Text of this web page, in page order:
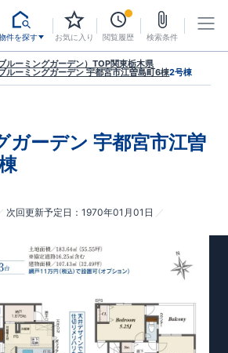
件を探す お気に入り 閲覧履歴 検索条件
ルーミングガーデン）TOP関東栃木県
ルーミングガーデン 宇都宮市江曽島町6棟2号棟
ガーデン 宇都宮市江曽
次回更新予定日
1970年01月01日